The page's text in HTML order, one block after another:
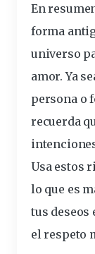
En
forma
universo
amor. Ya
persona o
recuerda
Usa estos
lo que es
tus deseos
el respeto